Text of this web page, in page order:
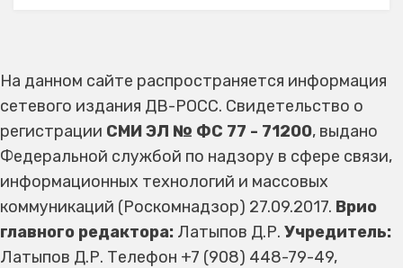
На данном сайте распространяется информация
сетевого издания ДВ-РОСС. Свидетельство о
регистрации СМИ ЭЛ № ФС 77 - 71200, выдано
Федеральной службой по надзору в сфере связи,
информационных технологий и массовых
коммуникаций (Роскомнадзор) 27.09.2017. Врио
главного редактора: Латыпов Д.Р. Учредитель:
Латыпов Д.Р. Телефон +7 (908) 448-79-49,